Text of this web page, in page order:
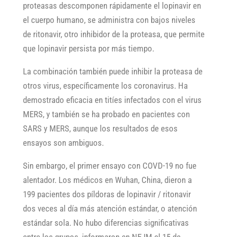
proteasas descomponen rápidamente el lopinavir en
el cuerpo humano, se administra con bajos niveles
de ritonavir, otro inhibidor de la proteasa, que permite
que lopinavir persista por más tiempo.
La combinación también puede inhibir la proteasa de
otros virus, específicamente los coronavirus. Ha
demostrado eficacia en titíes infectados con el virus
MERS, y también se ha probado en pacientes con
SARS y MERS, aunque los resultados de esos
ensayos son ambiguos.
Sin embargo, el primer ensayo con COVD-19 no fue
alentador. Los médicos en Wuhan, China, dieron a
199 pacientes dos píldoras de lopinavir / ritonavir
dos veces al día más atención estándar, o atención
estándar sola. No hubo diferencias significativas